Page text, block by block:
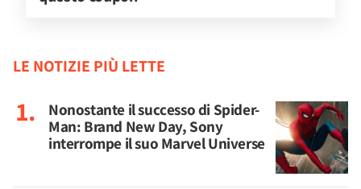
LE NOTIZIE PIÙ LETTE
Nonostante il successo di Spider-
Man: Brand New Day, Sony
interrompe il suo Marvel Universe